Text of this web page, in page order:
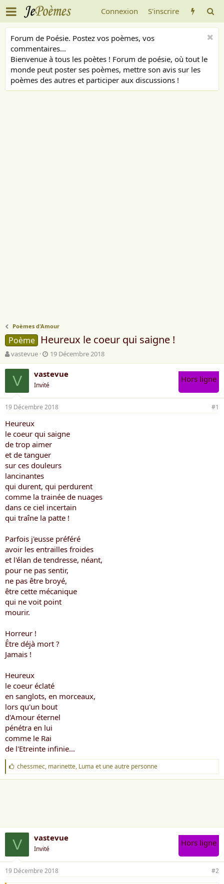
Connexion S'inscrire
Forum de Poésie. Postez vos poèmes, vos
commentaires...
Bienvenue à tous les poètes ! Forum de poésie, où tout le
monde peut poster ses poèmes, mettre son avis sur les
poèmes des autres et participer aux discussions !
Poèmes d'Amour
Poème Heureux le coeur qui saigne !
A
u
t
e
r
d
e
l
a
d
i
c
u
s
s
i
o
vastevue
D
a
t
e
d
é
u
t
19 Décembre 2018
V vastevue
Invité
Hors ligne
19 Décembre 2018 #1
Heureux
le coeur qui saigne
de trop aimer
et de tanguer
sur ces douleurs
lancinantes
qui durent, qui perdurent
comme la trainée de nuages
dans ce ciel incertain
qui traîne la patte !
Parfois j'eusse préféré
avoir les entrailles froides
et l'élan de tendresse, néant,
pour ne pas sentir,
ne pas être broyé,
être cette mécanique
qui ne voit point
mourir.
Horreur !
Être déjà mort ?
Jamais !
Heureux
le coeur éclaté
en sanglots, en morceaux,
lors qu'un bout
d'Amour éternel
pénétra en lui
comme le Rai
de l'Etreinte infinie...
J
'
a
chessmec, marinette, Luma et une autre personne
V vastevue
Invité
Hors ligne
19 Décembre 2018 #2